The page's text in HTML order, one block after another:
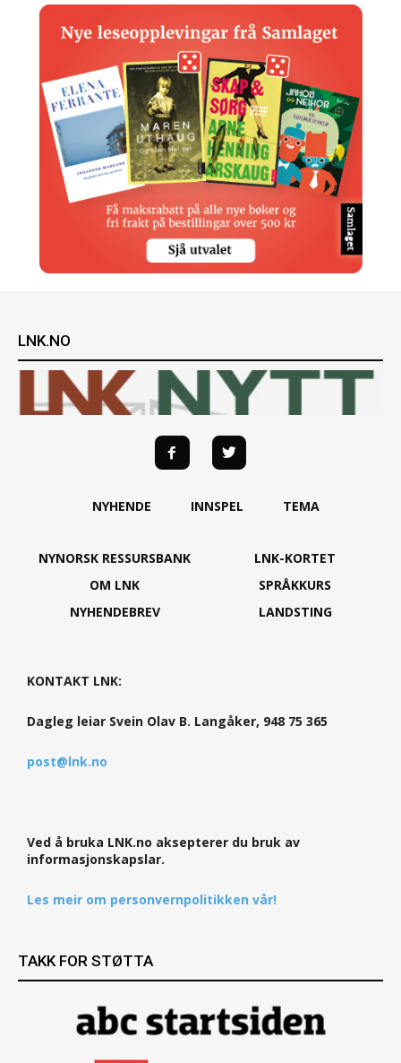
LNK.NO
NYHENDE INNSPEL TEMA
NYNORSK RESSURSBANK
OM LNK
NYHENDEBREV
LNK-KORTET
SPRÅKKURS
LANDSTING
KONTAKT LNK:
Dagleg leiar Svein Olav B. Langåker, 948 75 365
post@lnk.no
Ved å bruka LNK.no aksepterer du bruk av
informasjonskapslar.
Les meir om personvernpolitikken vår!
TAKK FOR STØTTA